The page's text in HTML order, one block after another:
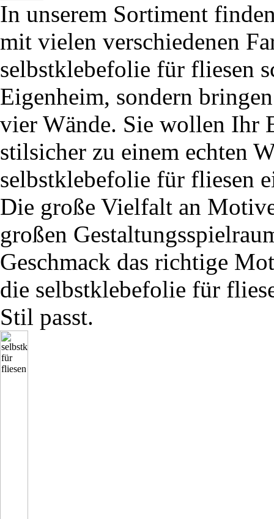
In unserem Sortiment
mit vielen verschiedenen
selbstklebefolie für fliesen
Eigenheim, sondern
vier Wände. Sie wollen Ihr
stilsicher zu einem echten
selbstklebefolie für fliesen
Die große Vielfalt an
großen
Geschmack das richtige
die selbstklebefolie für
Stil passt.